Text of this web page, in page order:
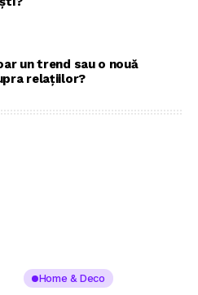
un trend sau o nouă
relațiilor?
Home & Deco